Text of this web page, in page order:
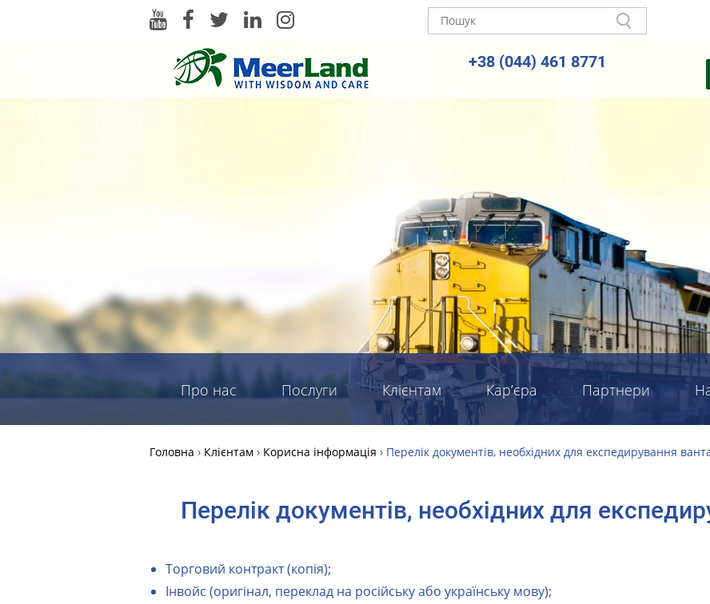
+38 (044) 461 8771
Про нас Послуги Клієнтам Кар’єра Партнери
Головна › Клієнтам › Корисна інформація › Перелік документів, необхідних для експедирування
Перелік документів, необхідних для
Торговий контракт (копія);
Інвойс (оригінал, переклад на російську або українську мову);